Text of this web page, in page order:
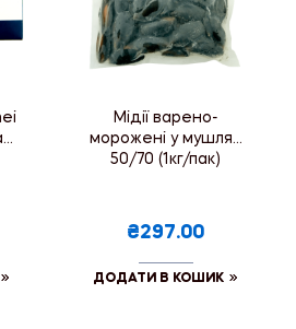
Мідії варено-
морожені у мушлях
50/70 (1кг/пак)
₴297.00
ДОДАТИ В КОШИК